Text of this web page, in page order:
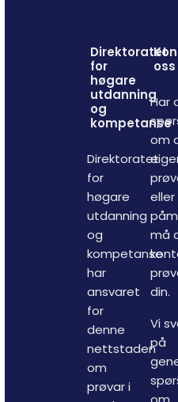
Direktoratet
for
høgare
utdanning
og
kompetanse
Direktoratet
for
høgare
utdanning
og
kompetanse
har
ansvaret
for
denne
nettstaden
om
prøvar i
oss
Har
om
eller
må
din.
Vi
på